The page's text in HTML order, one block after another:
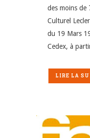
des moins de
Culturel
du 19 Mars
Cedex, à
LIRE LA